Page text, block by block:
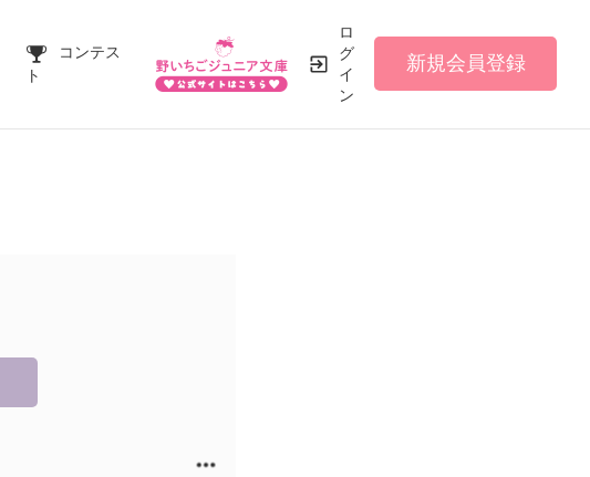
コンテス
ト
ロ
グ
イ
ン
新規会員登録